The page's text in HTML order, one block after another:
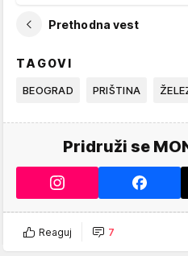
Prethodna vest
TAGOVI
BEOGRAD PRIŠTINA
Pridruži se
Reaguj 7